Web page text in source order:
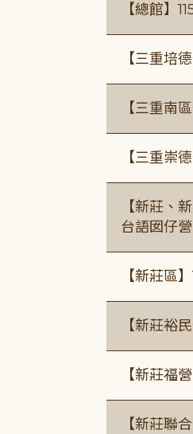
【總館】
【三重培
【三重南
【三重崇
【新莊、
台語囡仔
【新莊區
【新莊裕
【新莊福
【新莊聯